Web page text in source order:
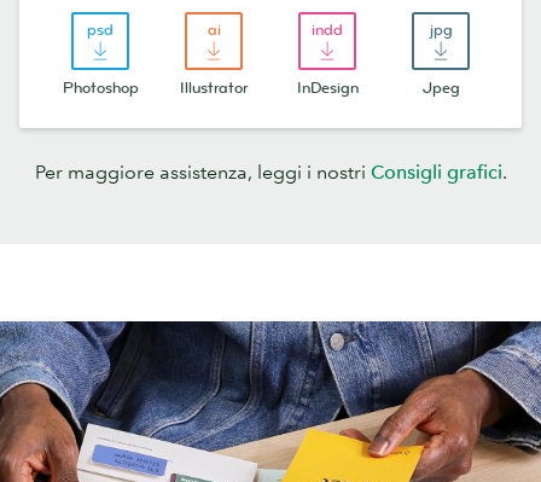
Photoshop Illustrator InDesign Jpeg
Per maggiore assistenza, leggi i nostri Consigli grafici.